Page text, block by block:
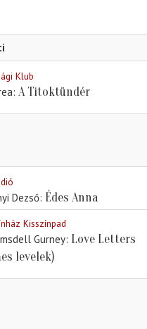
Klub
A Titoktündér
Dezső Édes Anna
Kisszínpad
Gurney Love Letters
levelek)